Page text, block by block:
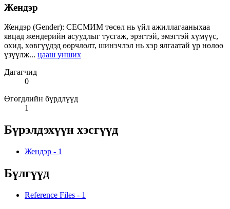
Жендэр
Жендэр (Gender): СЕСМИМ төсөл нь үйл ажиллагааныхаа
явцад жендерийн асуудлыг тусгаж, эрэгтэй, эмэгтэй хүмүүс,
охид, хөвгүүдэд өөрчлөлт, шинэчлэл нь хэр ялгаатай үр нөлөө
үзүүлж... цааш унших
Дагагчид
0
Өгөгдлийн бүрдлүүд
1
Бүрэлдэхүүн хэсгүүд
Жендэр - 1
Бүлгүүд
Reference Files - 1